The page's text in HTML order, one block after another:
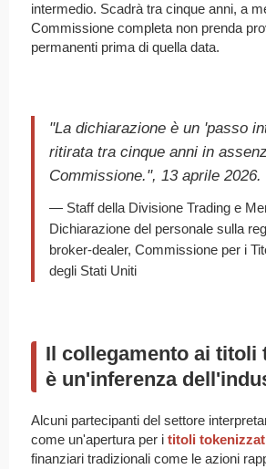
intermedio. Scadrà tra cinque anni, a
Commissione completa non prenda
permanenti prima di quella data.
"La dichiarazione è un 'passo
ritirata tra cinque anni in
Commissione.", 13 aprile 2026.
— Staff della Divisione Trading e
Dichiarazione del personale sulla
broker-dealer, Commissione per i
degli Stati Uniti
Il collegamento ai titoli
è un'inferenza
Alcuni partecipanti del settore
come un'apertura per i titoli
finanziari tradizionali come le azioni